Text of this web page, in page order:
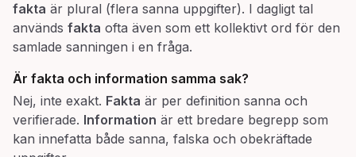
fakta är plural (flera sanna uppgifter). I dagligt tal
används fakta ofta även som ett kollektivt ord för den
samlade sanningen i en fråga.
Är fakta och information samma sak?
Nej, inte exakt. Fakta är per definition sanna och
verifierade. Information är ett bredare begrepp som
kan innefatta både sanna, falska och obekräftade